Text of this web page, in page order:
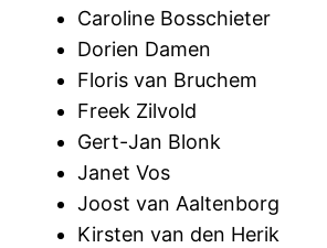
Caroline Bosschieter
Dorien Damen
Floris van Bruchem
Freek Zilvold
Gert-Jan Blonk
Janet Vos
Joost van Aaltenborg
Kirsten van den Herik